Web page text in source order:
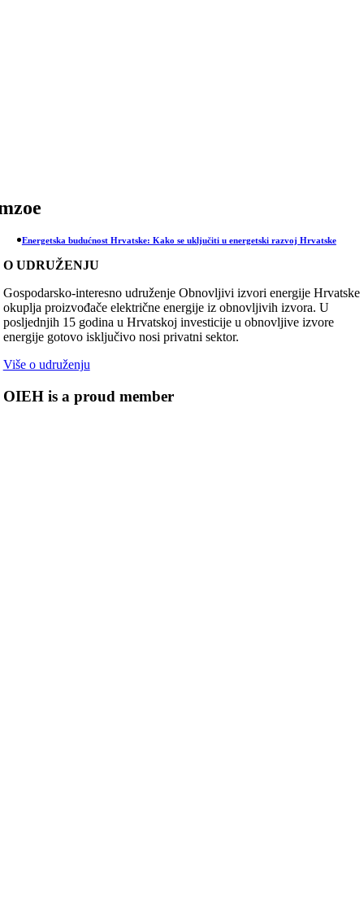
Energetska budućnost Hrvatske: Kako se uključiti u energetski razvoj Hrvatske
O UDRUŽENJU
Gospodarsko-interesno udruženje Obnovljivi izvori energije Hrvatske
okuplja proizvođače električne energije iz obnovljivih izvora. U
posljednjih 15 godina u Hrvatskoj investicije u obnovljive izvore
energije gotovo isključivo nosi privatni sektor.
Više o udruženju
OIEH is a proud member